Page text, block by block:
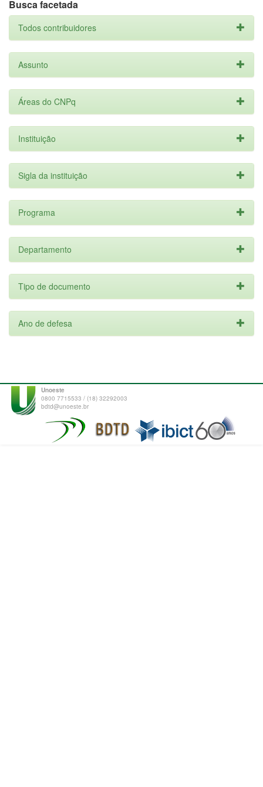
Busca facetada
Todos contribuidores
Assunto
Áreas do CNPq
Instituição
Sigla da instituição
Programa
Departamento
Tipo de documento
Ano de defesa
Unoeste
0800 7715533 / (18) 32292003
bdtd@unoeste.br